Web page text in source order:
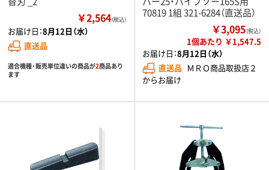
￥2,564（税込）
お届け日：8月12日（水）
直送品
適合機種・販売単位違いの商品が2商品あり
ます
70819 1組 321-6284（直送品）
￥3,095（税込）
1個あたり ￥1,547.5
お届け日：8月12日（水）
直送品 ＭＲＯ商品取扱店２
からお届け